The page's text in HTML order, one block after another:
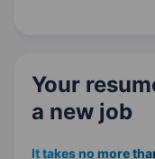
Your
a new job
It takes no more